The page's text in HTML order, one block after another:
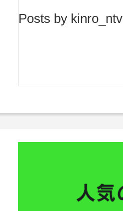
Posts by kinro_ntv